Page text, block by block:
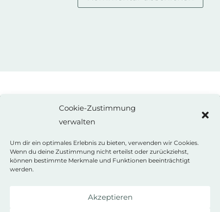
Cookie-Zustimmung
verwalten
Um dir ein optimales Erlebnis zu bieten, verwenden wir Cookies.
Wenn du deine Zustimmung nicht erteilst oder zurückziehst,
können bestimmte Merkmale und Funktionen beeinträchtigt
werden.
Akzeptieren
ANNE WEISS
Autorin
Kontakt